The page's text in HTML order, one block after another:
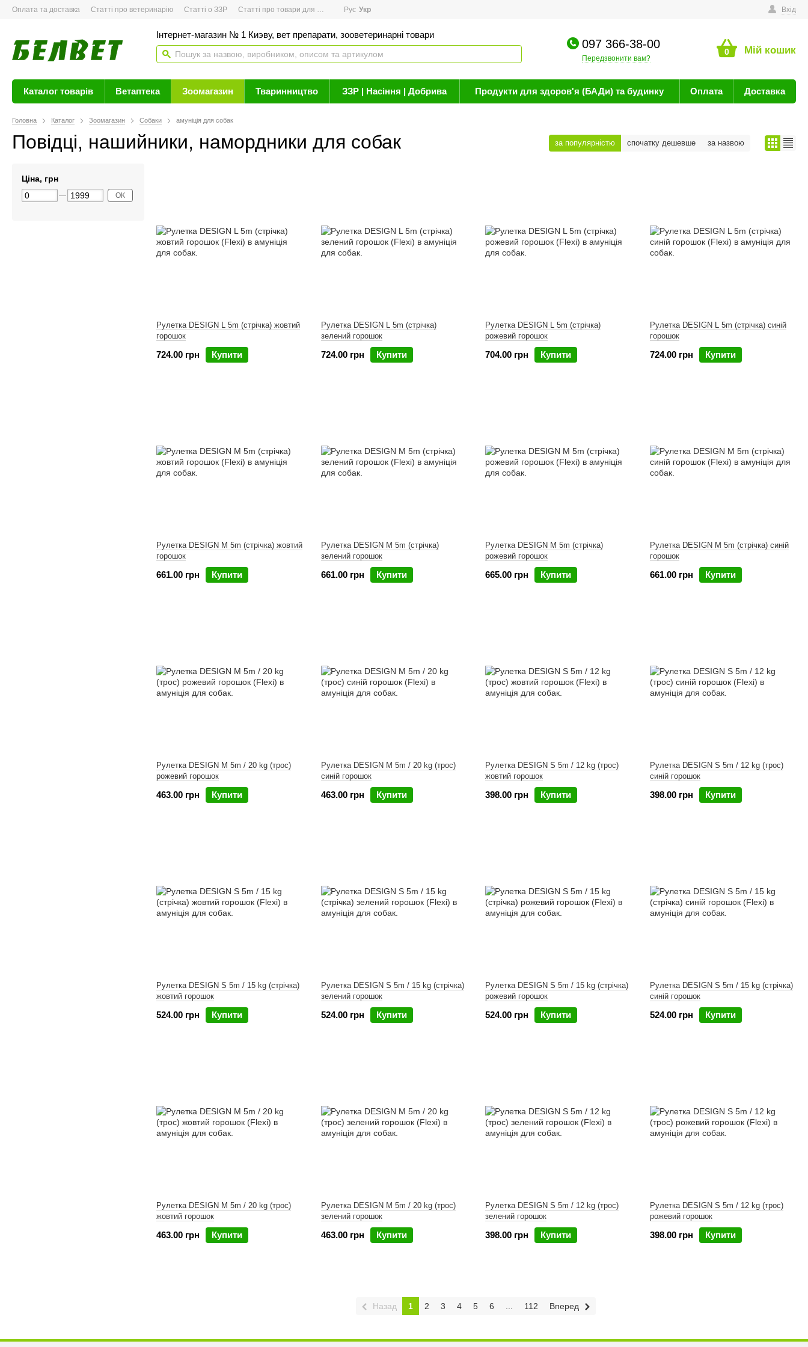
Оплата та доставка Статті про ветеринарію Статті о ЗЗР Статті про товари для здоров'я Новини Вхід
Рус Укр
Інтернет-магазин № 1 Киэву, вет препарати, зооветеринарні товари
097 366-38-00
Передзвонити вам?
0 Мій кошик
Каталог товарів Ветаптека Зоомагазин Тваринництво ЗЗР | Насіння | Добрива Продукти для здоров'я (БАДи) та будинку Оплата Доставка
Головна Каталог Зоомагазин Собаки амуніція для собак
Повідці, нашийники, намордники для собак за популярністю спочатку дешевше за назвою
Рулетка DESIGN L 5m (стрічка) жовтий
горошок
724.00 грн Купити
Рулетка DESIGN L 5m (стрічка)
зелений горошок
724.00 грн Купити
Рулетка DESIGN L 5m (стрічка)
рожевий горошок
704.00 грн Купити
Рулетка DESIGN L 5m (стрічка) синій
горошок
724.00 грн Купити
Рулетка DESIGN M 5m (стрічка) жовтий
горошок
661.00 грн Купити
Рулетка DESIGN M 5m (стрічка)
зелений горошок
661.00 грн Купити
Рулетка DESIGN M 5m (стрічка)
рожевий горошок
665.00 грн Купити
Рулетка DESIGN M 5m (стрічка) синій
горошок
661.00 грн Купити
Рулетка DESIGN M 5m / 20 kg (трос)
рожевий горошок
463.00 грн Купити
Рулетка DESIGN M 5m / 20 kg (трос)
синій горошок
463.00 грн Купити
Рулетка DESIGN S 5m / 12 kg (трос)
жовтий горошок
398.00 грн Купити
Рулетка DESIGN S 5m / 12 kg (трос)
синій горошок
398.00 грн Купити
Рулетка DESIGN S 5m / 15 kg (стрічка)
жовтий горошок
524.00 грн Купити
Рулетка DESIGN S 5m / 15 kg (стрічка)
зелений горошок
524.00 грн Купити
Рулетка DESIGN S 5m / 15 kg (стрічка)
рожевий горошок
524.00 грн Купити
Рулетка DESIGN S 5m / 15 kg (стрічка)
синій горошок
524.00 грн Купити
Рулетка DESIGN M 5m / 20 kg (трос)
жовтий горошок
463.00 грн Купити
Рулетка DESIGN M 5m / 20 kg (трос)
зелений горошок
463.00 грн Купити
Рулетка DESIGN S 5m / 12 kg (трос)
зелений горошок
398.00 грн Купити
Рулетка DESIGN S 5m / 12 kg (трос)
рожевий горошок
398.00 грн Купити
Назад 1 2 3 4 5 6 112 Вперед
Ціна, грн
ОК